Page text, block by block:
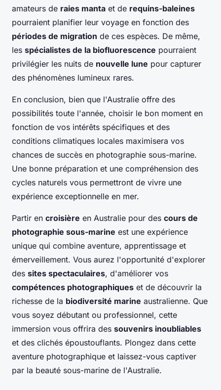
amateurs de raies manta et de requins-baleines
pourraient planifier leur voyage en fonction des
périodes de migration de ces espèces. De même,
les spécialistes de la biofluorescence pourraient
privilégier les nuits de nouvelle lune pour capturer
des phénomènes lumineux rares.
En conclusion, bien que l'Australie offre des
possibilités toute l'année, choisir le bon moment en
fonction de vos intérêts spécifiques et des
conditions climatiques locales maximisera vos
chances de succès en photographie sous-marine.
Une bonne préparation et une compréhension des
cycles naturels vous permettront de vivre une
expérience exceptionnelle en mer.
Partir en croisière en Australie pour des cours de
photographie sous-marine est une expérience
unique qui combine aventure, apprentissage et
émerveillement. Vous aurez l'opportunité d'explorer
des sites spectaculaires, d'améliorer vos
compétences photographiques et de découvrir la
richesse de la biodiversité marine australienne. Que
vous soyez débutant ou professionnel, cette
immersion vous offrira des souvenirs inoubliables
et des clichés époustouflants. Plongez dans cette
aventure photographique et laissez-vous captiver
par la beauté sous-marine de l'Australie.